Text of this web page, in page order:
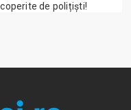
de polițiști!